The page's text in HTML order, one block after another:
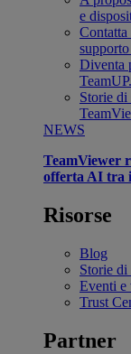
e
Diventa
TeamUP.
Storie di
NEWS
TeamViewer
offerta AI tra
Risorse
Blog
Storie di
Eventi e
Trust
Partner